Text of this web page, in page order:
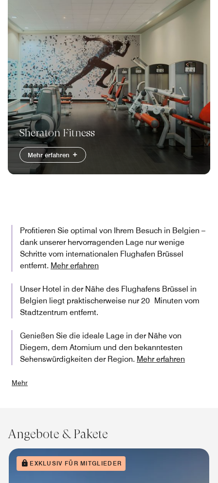
Sheraton Fitness
Mehr erfahren
Profitieren Sie optimal von Ihrem Besuch in Belgien –
dank unserer hervorragenden Lage nur wenige
Schritte vom internationalen Flughafen Brüssel
entfernt. Mehr erfahren
Unser Hotel in der Nähe des Flughafens Brüssel in
Belgien liegt praktischerweise nur 20 Minuten vom
Stadtzentrum entfernt.
Genießen Sie die ideale Lage in der Nähe von
Diegem, dem Atomium und den bekanntesten
Sehenswürdigkeiten der Region. Mehr erfahren
Mehr
Angebote & Pakete
EXKLUSIV FÜR MITGLIEDER